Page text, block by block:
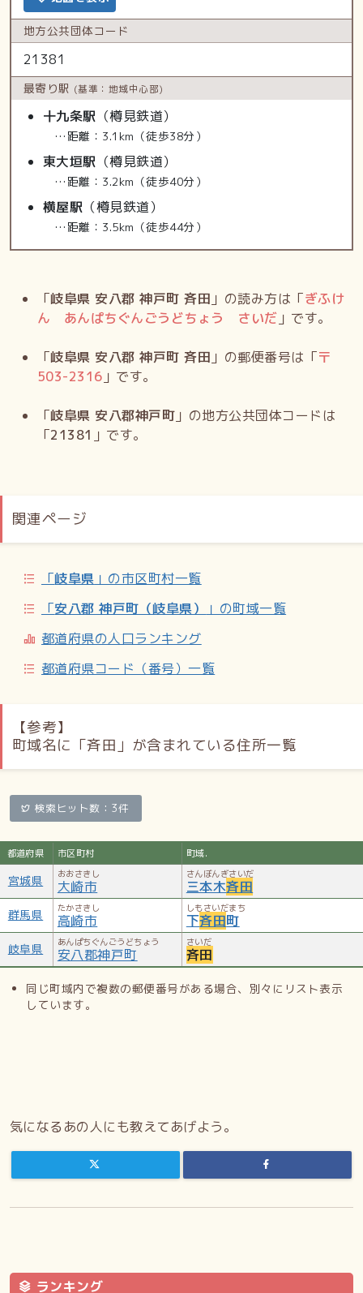
地方公共団体コード
21381
最寄り駅 (基準：地域中心部)
十九条駅 （樽見鉄道）
…距離：3.1km（徒歩38分）
東大垣駅 （樽見鉄道）
…距離：3.2km（徒歩40分）
横屋駅 （樽見鉄道）
…距離：3.5km（徒歩44分）
「岐阜県 安八郡 神戸町 斉田 」の読み方は「ぎふけ
ん あんぱちぐんごうどちょう さいだ 」です。
「岐阜県 安八郡 神戸町 斉田 」の郵便番号は「〒
503-2316 」です。
「岐阜県 安八郡神戸町 」の地方公共団体コードは
「21381 」です。
関連ページ
「岐阜県 」の市区町村一覧
「安八郡 神戸町（岐阜県）
」の町域一覧
都道府県の人口ランキング
都道府県コード（番号）一覧
【参考】
町域名に「斉田」が含まれている住所一覧
検索ヒット数：3件
都道府県 市区町村 町域.
宮城県 おおさきし
大崎市
さんぼんぎさいだ
三本木斉田
群馬県 たかさきし
高崎市
しもさいだまち
下斉田町
岐阜県 あんぱちぐんごうどちょう
安八郡神戸町
さいだ
斉田
同じ町域内で複数の郵便番号がある場合、別々にリスト表示
しています。
気になるあの人にも教えてあげよう。
ランキング